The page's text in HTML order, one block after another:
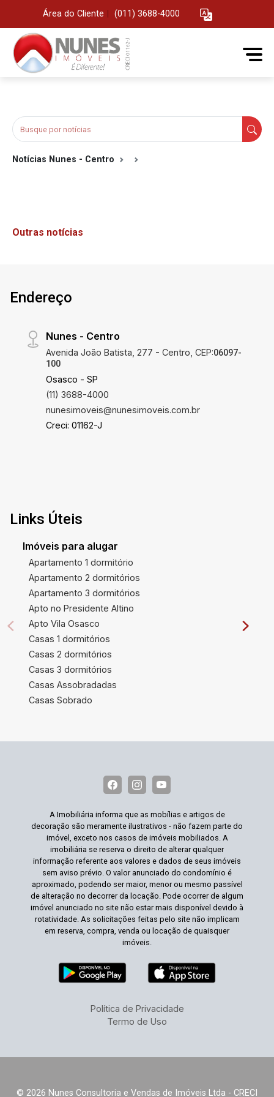
Área do Cliente (011) 3688-4000
Notícias Nunes - Centro
Outras notícias
Endereço
Nunes - Centro
Avenida João Batista, 277 - Centro, CEP:06097-
100
Osasco - SP
(11) 3688-4000
nunesimoveis@nunesimoveis.com.br
Creci: 01162-J
Links Úteis
Imóveis para alugar
Apartamento 1 dormitório
Apartamento 2 dormitórios
Apartamento 3 dormitórios
Apto no Presidente Altino
Apto Vila Osasco
Casas 1 dormitórios
Casas 2 dormitórios
Casas 3 dormitórios
Casas Assobradadas
Casas Sobrado
A Imobiliária informa que as mobílias e artigos de
decoração são meramente ilustrativos - não fazem parte do
imóvel, exceto nos casos de imóveis mobiliados. A
imobiliária se reserva o direito de alterar qualquer
informação referente aos valores e dados de seus imóveis
sem aviso prévio. O valor anunciado do condomínio é
aproximado, podendo ser maior, menor ou mesmo passível
de alteração no decorrer da locação. Pode ocorrer de algum
imóvel anunciado no site não estar mais disponível devido à
rotatividade. As solicitações feitas pelo site não implicam
em reserva, compra, venda ou locação de quaisquer
imóveis.
Política de Privacidade
Termo de Uso
© 2026 Nunes Consultoria e Vendas de Imóveis Ltda - CRECI